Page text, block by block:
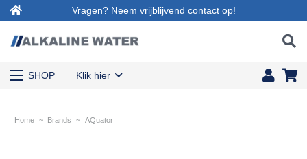
Vragen? Neem vrijblijvend contact op!
SHOP Klik hier
Home ~ Brands ~ AQuator